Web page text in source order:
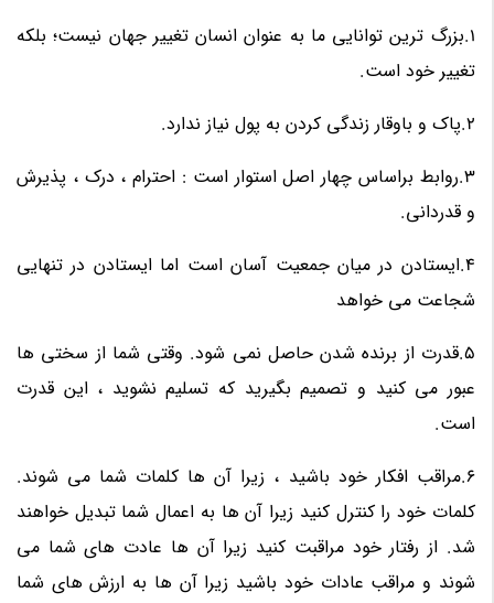
1.بزرگ ترین توانایی ما به عنوان انسان تغییر جهان نیست؛ بلکه
تغییر خود است.
2.پاک و باوقار زندگی کردن به پول نیاز ندارد.
3.روابط براساس چهار اصل استوار است : احترام ، درک ، پذیرش
و قدردانی.
4.ایستادن در میان جمعیت آسان است اما ایستادن در تنهایی
شجاعت می خواهد
5.قدرت از برنده شدن حاصل نمی شود. وقتی شما از سختی ها
عبور می کنید و تصمیم بگیرید که تسلیم نشوید ، این قدرت
است.
6.مراقب افکار خود باشید ، زیرا آن ها کلمات شما می شوند.
کلمات خود را کنترل کنید زیرا آن ها به اعمال شما تبدیل خواهند
شد. از رفتار خود مراقبت کنید زیرا آن ها عادت های شما می
شوند و مراقب عادات خود باشید زیرا آن ها به ارزش های شما